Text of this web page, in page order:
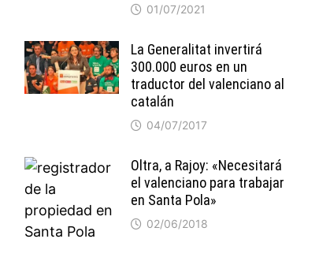
01/07/2021
La Generalitat invertirá
300.000 euros en un
traductor del valenciano al
catalán
04/07/2017
Oltra, a Rajoy: «Necesitará
el valenciano para trabajar
en Santa Pola»
02/06/2018